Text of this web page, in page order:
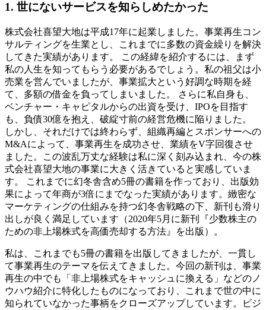
1. 世にないサービスを知らしめたかった
株式会社喜望大地は平成17年に起業しました。事業再生コン
サルティングを生業とし、これまでに多数の資金繰りを解決
してきた実績があります。 この経緯を紹介するには、まず
私の人生を知ってもらう必要があるでしょう。私の祖父は小
売業を営んでいましたが、事業拡大という好調な時期を経
て、多額の借金を負ってしまいました。 さらに私自身も、
ベンチャー・キャピタルからの出資を受け、IPOを目指す
も、負債30億を抱え、破綻寸前の経営危機に陥りました。
しかし、それだけでは終わらず、組織再編とスポンサーへの
M&Aによって、事業再生を成功させ、業績をV字回復させ
ました。この波乱万丈な経験は私に深く刻み込まれ、今の株
式会社喜望大地の事業に大きく活きていると実感していま
す。 これまでに幻冬舎含め5冊の書籍を作っており、出版効
果によって年商が3倍にまでなった実績があります。緻密な
マーケティングの仕組みを持つ幻冬舎戦略の下、新刊も滑り
出しが良く満足しています（2020年5月に新刊『少数株主の
ための非上場株式を高価売却する方法』を出版）。
私は、これまでも5冊の書籍を出版してきましたが、一貫し
て事業再生のテーマを伝えてきました。今回の新刊は、事業
再生の中でも「非上場株式をキャッシュに換える」などのノ
ウハウ紹介に特化したものになっており、これまで世の中に
知られていなかった事柄をクローズアップしています。ビジ